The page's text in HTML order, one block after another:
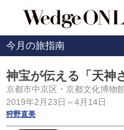
今月の旅指南
神宝が伝える「天神
京都市中京区・京都文化博物
2019年2月23日～4月14日
狩野直美